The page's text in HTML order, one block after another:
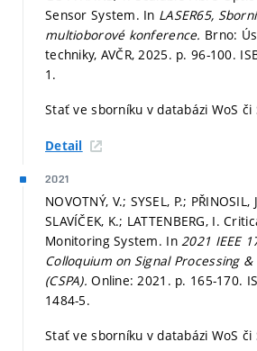
Sensor System. In LASER65,
multioborové konference. Brno:
techniky, AVČR, 2025. p. 96-100.
1.
Stať ve sborníku v databázi WoS či
Detail
2021
NOVOTNÝ, V.; SYSEL, P.; PŘINOSIL,
SLAVÍČEK, K.; LATTENBERG, I.
Monitoring System. In 2021 IEEE
Colloquium on Signal Processing
(CSPA).Online: 2021. p. 165-170.
1484-5.
Stať ve sborníku v databázi WoS či